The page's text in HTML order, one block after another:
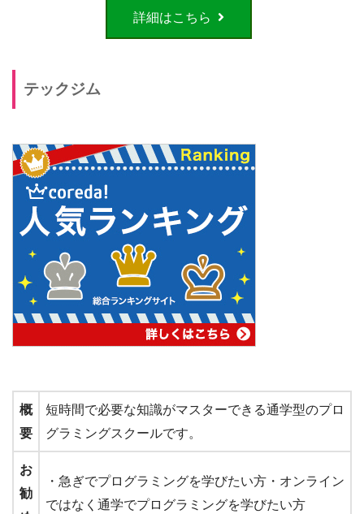
詳細はこちら
テックジム
概
要
短時間で必要な知識がマスターできる通学型のプロ
グラミングスクールです。
お
勧
・急ぎでプログラミングを学びたい方・オンライン
ではなく通学でプログラミングを学びたい方